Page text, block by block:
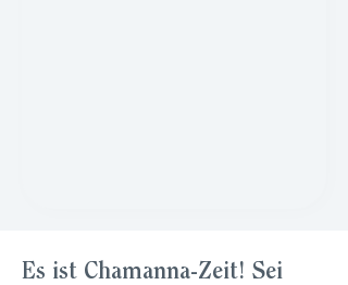
Es ist Chamanna-Zeit! Sei